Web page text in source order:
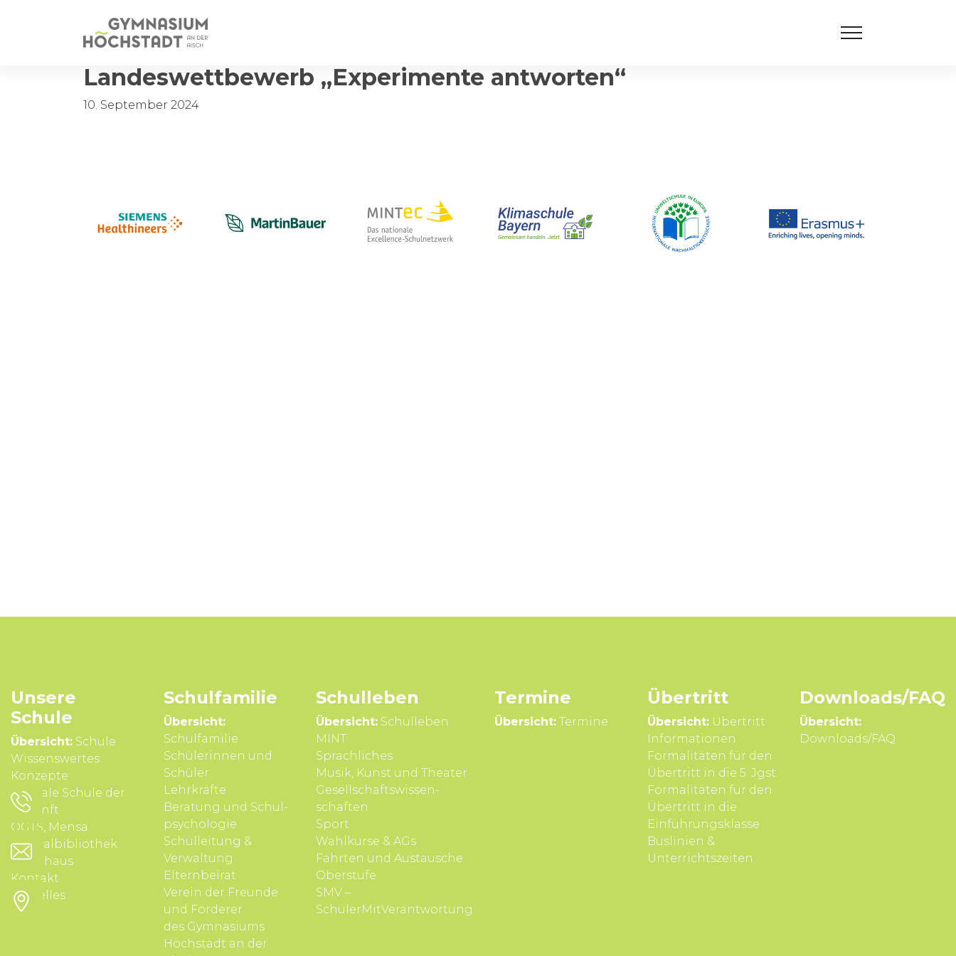
Landeswettbewerb „Experimente antworten“
10. September 2024
Unsere
Schule
Übersicht: Schule
Wissens­wertes
Konzepte
Digitale Schule der
Zukunft
OGTS, Mensa
Zentralbibliothek
Schulhaus
Kontakt
Aktuelles
Schul­familie
Übersicht:
Schulfamilie
Schülerinnen und
Schüler
Lehrkräfte
Beratung und Schul­
psycho­logie
Schul­leitung &
Verwal­tung
Eltern­beirat
Verein der Freunde
und Förderer
des Gymnasiums
Höchstadt an der
Schul­leben
Übersicht: Schulleben
MINT
Sprach­liches
Musik, Kunst und Theater
Gesell­schafts­wissen­
schaften
Sport
Wahl­kurse & AGs
Fahrten und Aus­tausche
Ober­stufe
SMV –
SchülerMitVerantwortung
Termine
Übersicht: Termine
Übertritt
Übersicht:Übertritt
Infor­mationen
Formali­täten für den
Über­tritt in die 5. Jgst.
Formali­täten für den
Über­tritt in die
Einführungsklasse
Buslinien &
Unterrichts­zeiten
Downloads/FAQ
Übersicht:
Downloads/FAQ